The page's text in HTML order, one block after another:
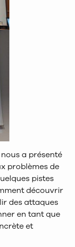
nous a présenté
problèmes de
pistes
découvrir
des attaques
en tant que
et